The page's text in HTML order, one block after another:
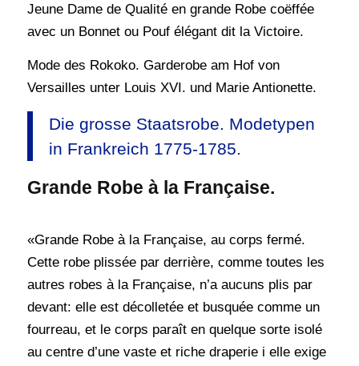
Jeune Dame de Qualité en grande Robe coëffée
avec un Bonnet ou Pouf élégant dit la Victoire.
Mode des Rokoko. Garderobe am Hof von
Versailles unter Louis XVI. und Marie Antionette.
Die grosse Staatsrobe. Modetypen
in Frankreich 1775-1785.
Grande Robe à la Française.
«Grande Robe à la Française, au corps fermé.
Cette robe plissée par derrière, comme toutes les
autres robes à la Française, n’a aucuns plis par
devant: elle est décolletée et busquée comme un
fourreau, et le corps paraît en quelque sorte isolé
au centre d’une vaste et riche draperie i elle exige